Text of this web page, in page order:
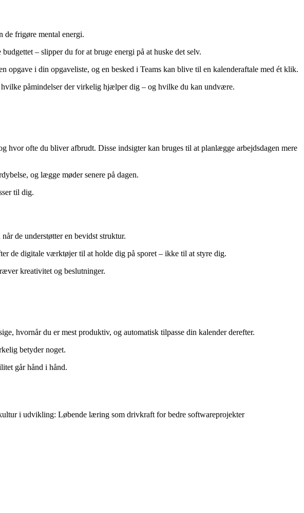
de frigøre mental energi.
– slipper du for at bruge energi på at huske det selv.
i din opgaveliste, og en besked i Teams kan blive til en kalenderaftale med ét klik.
påmindelser der virkelig hjælper dig – og hvilke du kan undvære.
hvor ofte du bliver afbrudt. Disse indsigter kan bruges til at planlægge arbejdsdagen mere
og lægge møder senere på dagen.
til dig.
de understøtter en bevidst struktur.
de digitale værktøjer til at holde dig på sporet – ikke til at styre dig.
kreativitet og beslutninger.
hvornår du er mest produktiv, og automatisk tilpasse din kalender derefter.
betyder noget.
går hånd i hånd.
i udvikling: Løbende læring som drivkraft for bedre softwareprojekter